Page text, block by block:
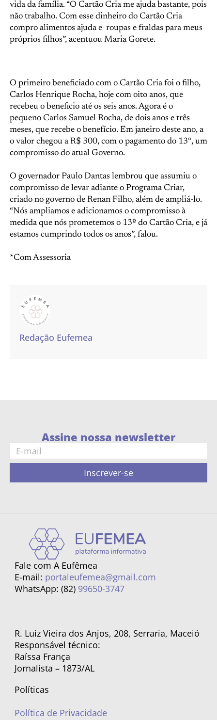
vida da família. “O Cartão Cria me ajuda bastante, pois
não trabalho. Com esse dinheiro do Cartão Cria
compro alimentos ajuda e roupas e fraldas para meus
próprios filhos”, acentuou Maria Gorete.
O primeiro beneficiado com o Cartão Cria foi o filho,
Carlos Henrique Rocha, hoje com oito anos, que
recebeu o beneficio até os seis anos. Agora é o
pequeno Carlos Samuel Rocha, de dois anos e três
meses, que recebe o benefício. Em janeiro deste ano, a
o valor chegou a R$ 300, com o pagamento do 13°, um
compromisso do atual Governo.
O governador Paulo Dantas lembrou que assumiu o
compromisso de levar adiante o Programa Criar,
criado no governo de Renan Filho, além de ampliá-lo.
“Nós ampliamos e adicionamos o compromisso à
medida que nós prometemos o 13º do Cartão Cria, e já
estamos cumprindo todos os anos”, falou.
*Com Assessoria
Redação Eufemea
Assine nossa newsletter
Inscrever-se
Fale com A Eufêmea
E-mail: portaleufemea@gmail.com
WhatsApp: (82) 99650-3747
R. Luiz Vieira dos Anjos, 208, Serraria, Maceió
Responsável técnico:
Raíssa França
Jornalista – 1873/AL
Políticas
Política de Privacidade